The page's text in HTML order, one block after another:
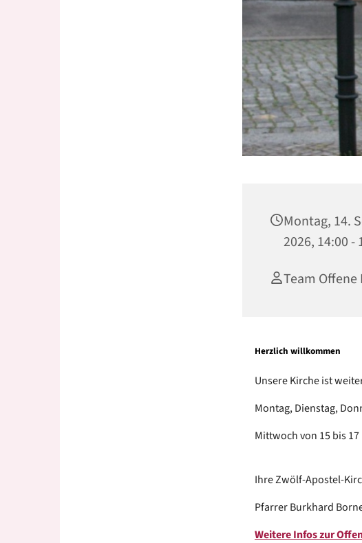
Montag, 14.
2026, 14:00 -
Team Offene
Herzlich willkommen
Unsere Kirche ist
Montag, Dienstag,
Mittwoch von 15 bis
Ihre Zwölf-Apostel-
Pfarrer Burkhard
Weitere Infos zur